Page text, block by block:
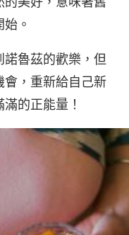
。
魯茲的歡樂，但
會，重新給自己新
的正能量！